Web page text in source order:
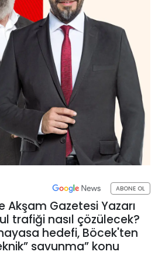
ABONE OL
Akşam Gazetesi Yazarı
trafiği nasıl çözülecek?
hedefi, Böcek'ten
savunma” konu